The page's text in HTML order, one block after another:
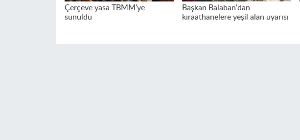
Çerçeve yasa TBMM'ye
sunuldu
Başkan Balaban'dan
kıraathanelere yeşil alan uyarısı